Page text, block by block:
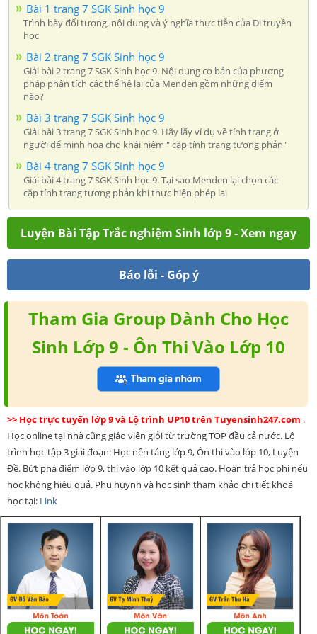
Bài 1 trang 7 SGK Sinh học 9
Trình bày đối tượng, nội dung và ý nghĩa thực tiễn của Di truyền
học
Bài 2 trang 7 SGK Sinh học 9
Giải bài 2 trang 7 SGK Sinh học 9. Nội dung cơ bản của phương
pháp phân tích các thế hệ lai của Menden gồm những điểm
nào?
Bài 3 trang 7 SGK Sinh học 9
Giải bài 3 trang 7 SGK Sinh học 9. Hãy lấy ví dụ về tính trạng ở
người để minh họa cho khái niệm " cặp tính trạng tương phản"
Bài 4 trang 7 SGK Sinh học 9
Giải bài 4 trang 7 SGK Sinh học 9. Tại sao Menden lại chọn các
cặp tính trạng tương phản khi thực hiện phép lai
Luyện Bài Tập Trắc nghiệm Sinh lớp 9 - Xem ngay
Báo lỗi - Góp ý
Tham Gia Group Dành Cho Học
Sinh Lớp 9 - Ôn Thi Vào Lớp 10
>> Học trực tuyến lớp 9 và Lộ trình UP10 trên Tuyensinh247.com .
Học online tại nhà cũng giáo viên giỏi từ trường TOP đầu cả nước. Lộ
trình học tập 3 giai đoạn: Học nền tảng lớp 9, Ôn thi vào lớp 10, Luyện
Đề. Bứt phá điểm lớp 9, thi vào lớp 10 kết quả cao. Hoàn trả học phí nếu
học không hiệu quả. Phụ huynh và học sinh tham khảo chi tiết khoá
học tại: Link